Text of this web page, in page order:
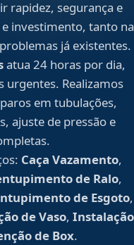
rapidez, segurança e
investimento, tanto na
já existentes.
atua 24 horas por dia,
urgentes. Realizamos
em tubulações,
ajuste de pressão e
Caça Vazamento,
de Ralo,
de Esgoto,
de Vaso, Instalação
de Box.